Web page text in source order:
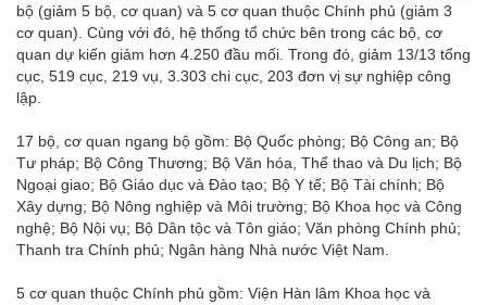
bộ (giảm 5 bộ, cơ quan) và 5 cơ quan thuộc Chính phủ (giảm 3
cơ quan). Cùng với đó, hệ thống tổ chức bên trong các bộ, cơ
quan dự kiến giảm hơn 4.250 đầu mối. Trong đó, giảm 13/13 tổng
cục, 519 cục, 219 vụ, 3.303 chi cục, 203 đơn vị sự nghiệp công
lập.
17 bộ, cơ quan ngang bộ gồm: Bộ Quốc phòng; Bộ Công an; Bộ
Tư pháp; Bộ Công Thương; Bộ Văn hóa, Thể thao và Du lịch; Bộ
Ngoại giao; Bộ Giáo dục và Đào tạo; Bộ Y tế; Bộ Tài chính; Bộ
Xây dựng; Bộ Nông nghiệp và Môi trường; Bộ Khoa học và Công
nghệ; Bộ Nội vụ; Bộ Dân tộc và Tôn giáo; Văn phòng Chính phủ;
Thanh tra Chính phủ; Ngân hàng Nhà nước Việt Nam.
5 cơ quan thuộc Chính phủ gồm: Viện Hàn lâm Khoa học và